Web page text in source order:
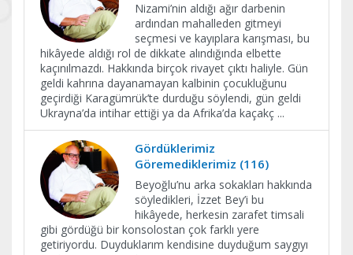
Nizami’nin aldığı ağır darbenin
ardından mahalleden gitmeyi
seçmesi ve kayıplara karışması, bu
hikâyede aldığı rol de dikkate alındığında elbette
kaçınılmazdı. Hakkında birçok rivayet çıktı haliyle. Gün
geldi kahrına dayanamayan kalbinin çocukluğunu
geçirdiği Karagümrük’te durduğu söylendi, gün geldi
Ukrayna’da intihar ettiği ya da Afrika’da kaçakç ...
Gördüklerimiz
Göremediklerimiz (116)
Beyoğlu’nu arka sokakları hakkında
söyledikleri, İzzet Bey’i bu
hikâyede, herkesin zarafet timsali
gibi gördüğü bir konsolostan çok farklı yere
getiriyordu. Duyduklarım kendisine duyduğum saygıyı